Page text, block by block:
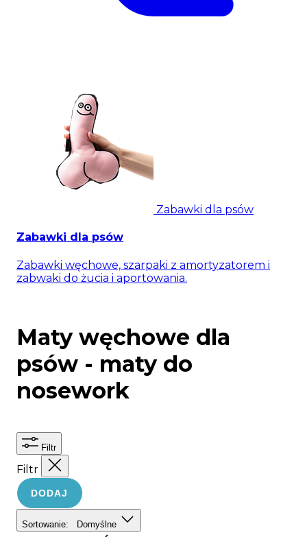
Zabawki dla psów
Zabawki dla psów
Zabawki węchowe, szarpaki z amortyzatorem i
zabwaki do żucia i aportowania.
Maty węchowe dla
psów - maty do
nosework
Filtr
Filtr
DODAJ
Sortowanie: Domyślne